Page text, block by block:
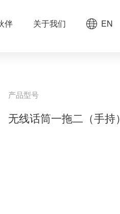
EN
伴 关于我们
产品型号
无线话筒一拖二（手持）